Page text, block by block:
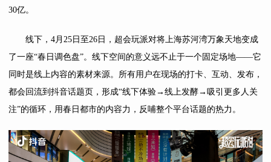
30亿。
线下，4月25日至26日，超会玩派对将上海苏河湾万象天地变成
了一座“春日调色盘”。线下空间的意义远不止于一个固定场地——它
同时是线上内容的素材来源。所有用户在现场的打卡、互动、发布，
都会回流到抖音话题页，形成“线下体验→线上发酵→吸引更多人关
注”的循环，用春日都市的内容力，反哺整个平台话题的热力。